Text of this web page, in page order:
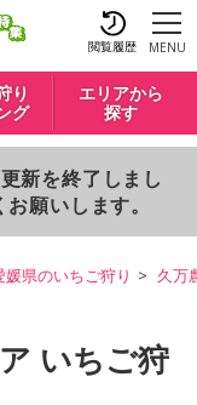
閲覧履歴 MENU
り
グ
エリアから
探す
新を終了しまし
願いします。
媛県のいちご狩り 久万
いちご狩